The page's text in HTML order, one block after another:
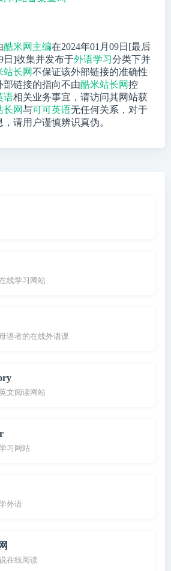
酷米网主编在2024年01月09日[最后
日]收集并发布于外语学习分类下并
站长网不保证该外部链接的准确性
链接的指向不由酷米站长网控
语相关业务事宜，请访问其网站获
长网与可可英语无任何关系，对于
，请用户谨慎辨识真伪。
线学习网站
语者的在线外语课
文阅读网站
习网站
外语
在线阅读